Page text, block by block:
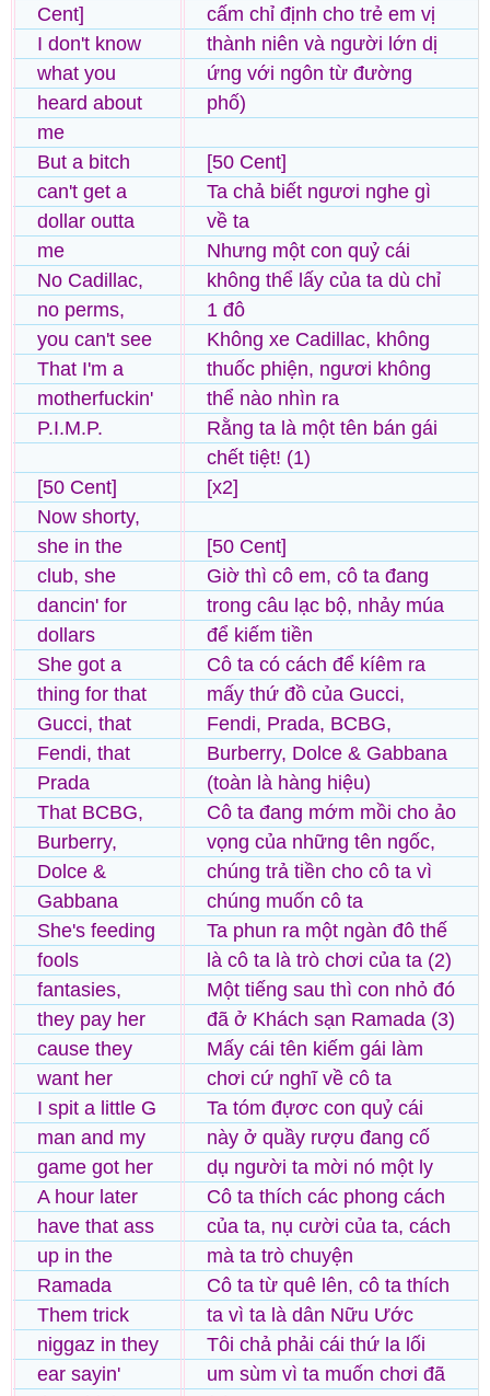
Cent]
I don't know
what you
heard about
me
But a bitch
can't get a
dollar outta
me
No Cadillac,
no perms,
you can't see
That I'm a
motherfuckin'
P.I.M.P.
[50 Cent]
Now shorty,
she in the
club, she
dancin' for
dollars
She got a
thing for that
Gucci, that
Fendi, that
Prada
That BCBG,
Burberry,
Dolce &
Gabbana
She's feeding
fools
fantasies,
they pay her
cause they
want her
I spit a little G
man and my
game got her
A hour later
have that ass
up in the
Ramada
Them trick
niggaz in they
ear sayin'
cấm chỉ định cho trẻ em vị
thành niên và người lớn dị
ứng với ngôn từ đường
phố)
[50 Cent]
Ta chả biết ngươi nghe gì
về ta
Nhưng một con quỷ cái
không thể lấy của ta dù chỉ
1 đô
Không xe Cadillac, không
thuốc phiện, ngươi không
thể nào nhìn ra
Rằng ta là một tên bán gái
chết tiệt! (1)
[x2]
[50 Cent]
Giờ thì cô em, cô ta đang
trong câu lạc bộ, nhảy múa
để kiếm tiền
Cô ta có cách để kíêm ra
mấy thứ đồ của Gucci,
Fendi, Prada, BCBG,
Burberry, Dolce & Gabbana
(toàn là hàng hiệu)
Cô ta đang mớm mồi cho ảo
vọng của những tên ngốc,
chúng trả tiền cho cô ta vì
chúng muốn cô ta
Ta phun ra một ngàn đô thế
là cô ta là trò chơi của ta (2)
Một tiếng sau thì con nhỏ đó
đã ở Khách sạn Ramada (3)
Mấy cái tên kiếm gái làm
chơi cứ nghĩ về cô ta
Ta tóm đựơc con quỷ cái
này ở quầy rượu đang cố
dụ người ta mời nó một ly
Cô ta thích các phong cách
của ta, nụ cười của ta, cách
mà ta trò chuyện
Cô ta từ quê lên, cô ta thích
ta vì ta là dân Nữu Ước
Tôi chả phải cái thứ la lối
um sùm vì ta muốn chơi đã